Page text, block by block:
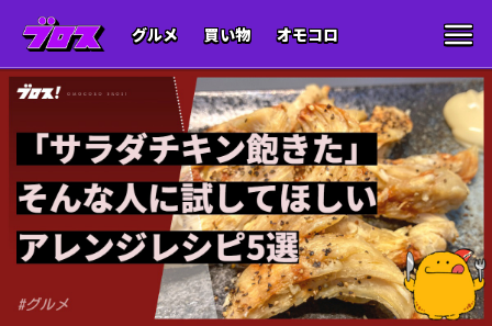
グルメ 買い物 オモコロ